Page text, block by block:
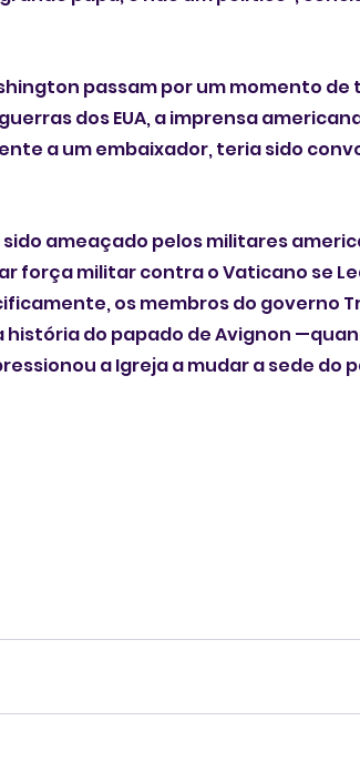
passam por um momento de
dos EUA, a imprensa
a um embaixador, teria sido
ameaçado pelos militares
força militar contra o Vaticano se
os membros do governo
do papado de Avignon
a Igreja a mudar a sede do